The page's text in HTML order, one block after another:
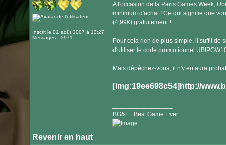
Inscrit le 01 août 2007 à 13:27
Messages : 3971
A l'occasion de la Paris Games Week,
minimum d'achat ! Ce qui signifie que
(4,99€) gratuitement !
Pour cela rien de plus simple, il suffit de
d'utiliser le code promotionnel
Mais dépêchez-vous, il n'y en aura
[img:19ee698c54]http://
BG&E :Best Game Ever
Revenir en haut